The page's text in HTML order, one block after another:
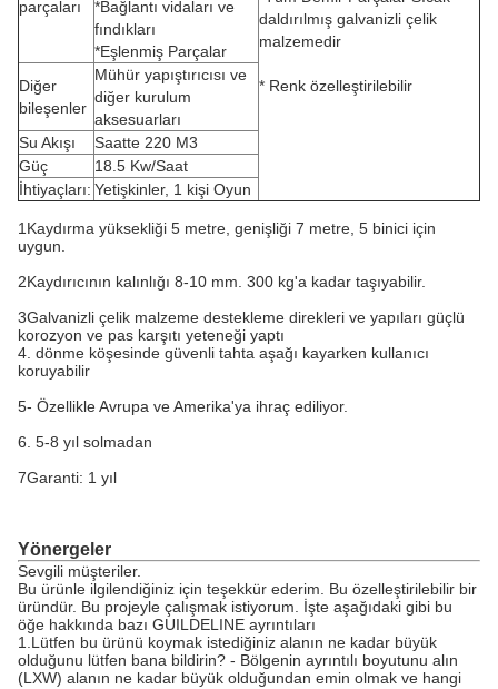
daldırılmış galvanizli çelik
malzemedir
* Renk özelleştirilebilir
parçaları
*Bağlantı vidaları ve
fındıkları
*Eşlenmiş Parçalar
Diğer
bileşenler
Mühür yapıştırıcısı ve
diğer kurulum
aksesuarları
Su Akışı
Saatte 220 M3
Güç
18.5 Kw/Saat
İhtiyaçları: Yetişkinler, 1 kişi Oyun
1Kaydırma yüksekliği 5 metre, genişliği 7 metre, 5 binici için
uygun.
2Kaydırıcının kalınlığı 8-10 mm. 300 kg'a kadar taşıyabilir.
3Galvanizli çelik malzeme destekleme direkleri ve yapıları güçlü
korozyon ve pas karşıtı yeteneği yaptı
4. dönme köşesinde güvenli tahta aşağı kayarken kullanıcı
koruyabilir
5- Özellikle Avrupa ve Amerika'ya ihraç ediliyor.
6. 5-8 yıl solmadan
7Garanti: 1 yıl
Yönergeler
Sevgili müşteriler.
Bu ürünle ilgilendiğiniz için teşekkür ederim. Bu özelleştirilebilir bir
üründür. Bu projeyle çalışmak istiyorum. İşte aşağıdaki gibi bu
öğe hakkında bazı GUILDELINE ayrıntıları
1.Lütfen bu ürünü koymak istediğiniz alanın ne kadar büyük
olduğunu lütfen bana bildirin? - Bölgenin ayrıntılı boyutunu alın
(LXW) alanın ne kadar büyük olduğundan emin olmak ve hangi